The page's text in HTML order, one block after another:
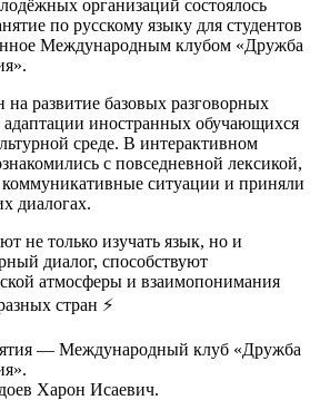
организаций состоялось
по русскому языку для студентов
Международным клубом «Дружба
развитие базовых разговорных
адаптации иностранных обучающихся
среде. В интерактивном
с повседневной лексикой,
ситуации и приняли
диалогах.
не только изучать язык, но и
диалог, способствуют
атмосферы и взаимопонимания
стран ⚡️
— Международный клуб «Дружба
Харон Исаевич.